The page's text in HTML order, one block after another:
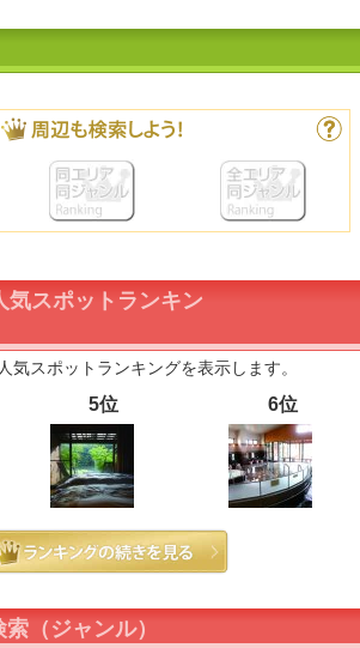
気スポットランキン
気スポットランキングを表示します。
5位 6位
（ジャンル）